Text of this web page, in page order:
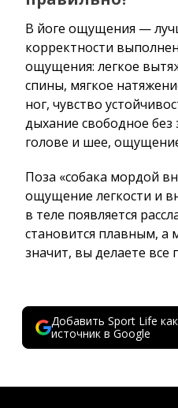
В йоге ощущения —
корректности
ощущения: легкое
спины, мягкое
ног, чувство
дыхание свободное без
голове и шее,
Поза «собака мордой
ощущение легкости и
в теле появляется
становится плавным,
значит, вы делаете все
Добавить Sport Life
источник в Google